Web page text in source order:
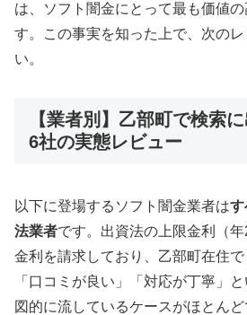
は、ソフト闇金にとって最も価値
す。この事実を知った上で、次の
い。
【業者別】乙部町で検索
6社の実態レビュー
以下に登場するソフト闇金業者はす
法業者です。出資法の上限金利（
金利を請求しており、乙部町在住で
「口コミが良い」「対応が丁寧」
図的に流しているケースがほとんど